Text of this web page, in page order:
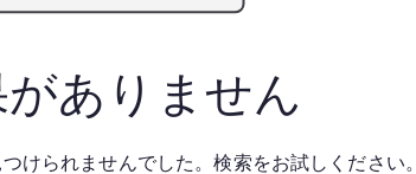
ありません
けられませんでした。検索をお試しください。